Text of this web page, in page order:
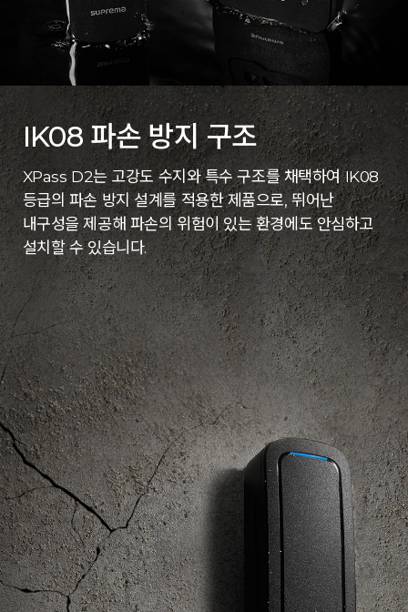
IK08 파손 방지 구조
XPass D2는 고강도 수지와 특수 구조를 채택하여 IK08
등급의 파손 방지 설계를 적용한 제품으로, 뛰어난
내구성을 제공해 파손의 위험이 있는 환경에도 안심하고
설치할 수 있습니다.